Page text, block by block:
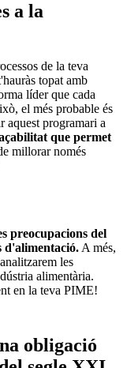
a la
de la teva
topat amb
líder que cada
el més probable és
aquest programari a
que permet
millorar només
preocupacions del
A més,
les
alimentària.
en la teva PIME!
obligació